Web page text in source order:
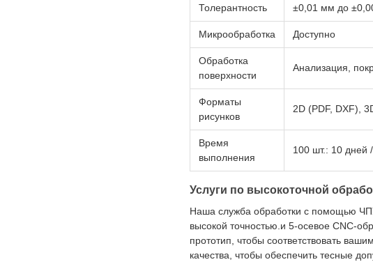
Толерантность ±0,01 мм до
Микрообработка Доступно
Обработка
поверхности
Анализация,
Форматы
рисунков
2D (PDF, DXF),
Время
выполнения
100 шт.: 10 дней
Услуги по высокоточной
Наша служба обработки с помощью
высокой точностью.и 5-осевое CNC-
прототип, чтобы соответствовать
качества, чтобы обеспечить тесные